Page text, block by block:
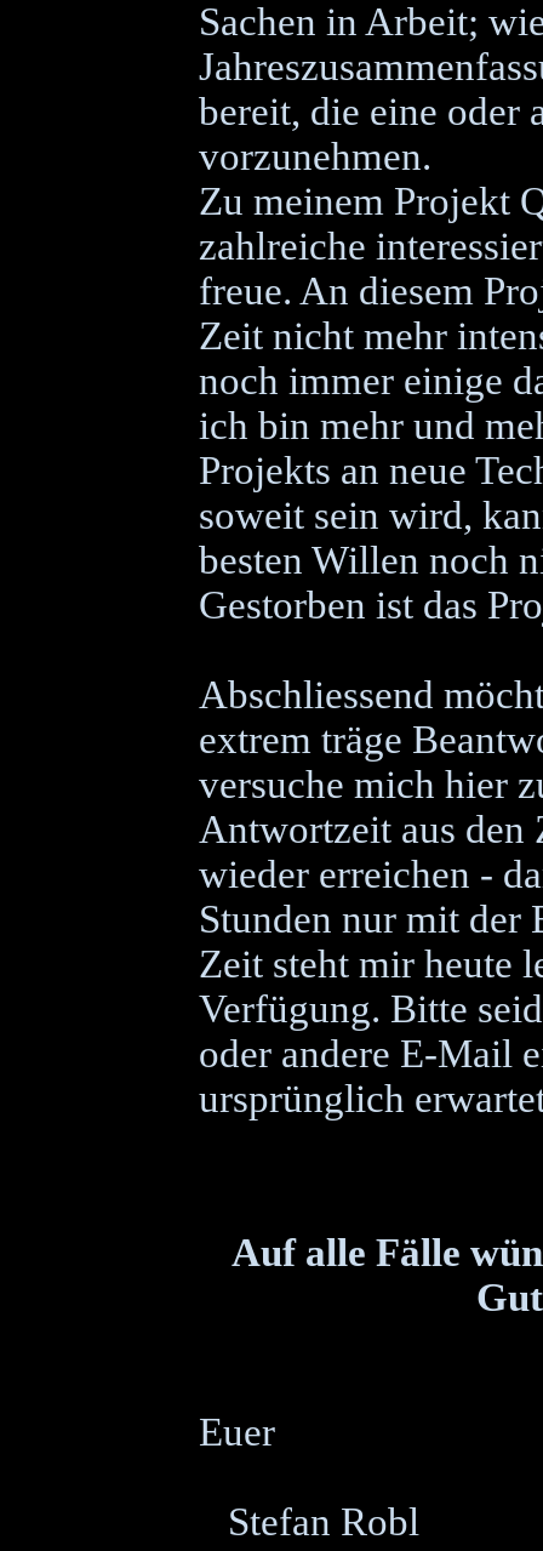
Sachen in Arbeit;
bereit, die eine oder
vorzunehmen.
Zu meinem Projekt
zahlreiche
freue. An diesem
Zeit nicht mehr
noch immer einige
ich bin mehr und
Projekts an neue
soweit sein wird,
besten Willen noch
Gestorben ist das
Abschliessend
extrem träge
versuche mich hier
Antwortzeit aus den
wieder erreichen -
Stunden nur mit der
Zeit steht mir heute
Verfügung. Bitte
oder andere E-Mail
ursprünglich
Auf alle Fälle
Euer
Stefan Robl